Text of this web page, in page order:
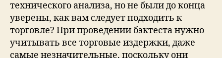
технического анализа, но не были до конца
уверены, как вам следует подходить к
торговле? При проведении бэктеста нужно
учитывать все торговые издержки, даже
самые незначительные, поскольку они